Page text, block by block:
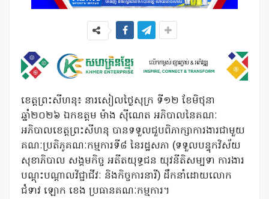
ខេត្តព្រះសីហនុ៖ នារសៀលថ្ងៃសុក្រ ទី១២ ខែមិថុនា
ឆ្នាំ២០២៦ ឯកឧត្តម ម៉ាង ស៊ីណេត អភិបាលនៃគណៈ
អភិបាលខេត្តព្រះសីហនុ បានទទួលជួបពិភាក្សាការងារជាមួយ
គណៈប្រតិភូគណៈកម្មការទី៨ នៃរដ្ឋសភា (ទទួលបន្ទុកវិស័យ
សុខាភិបាល សង្គមកិច្ច អតីតយុទ្ធជន យុវនីតិសម្បទា ការងារ
បណ្តុះបណ្តាលវិជ្ជាជីវៈ និងកិច្ចការនារី) ដឹកនាំដោយលោក
ជំទាវ ឡោក ខេង ប្រធានគណៈកម្មការ។